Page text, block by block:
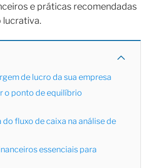
e práticas recomendadas
lucrativa.
de lucro da sua empresa
o ponto de equilíbrio
fluxo de caixa na análise de
essenciais para